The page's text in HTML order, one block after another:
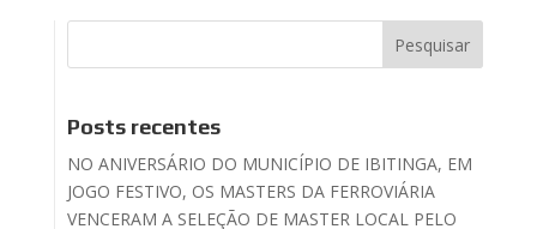
Posts recentes
NO ANIVERSÁRIO DO MUNICÍPIO DE IBITINGA, EM
JOGO FESTIVO, OS MASTERS DA FERROVIÁRIA
VENCERAM A SELEÇÃO DE MASTER LOCAL PELO